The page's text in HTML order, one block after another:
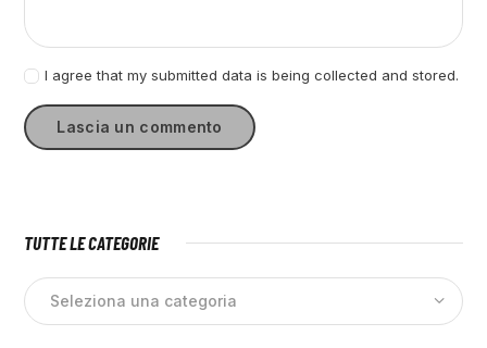
I agree that my submitted data is being collected and stored.
TUTTE LE CATEGORIE